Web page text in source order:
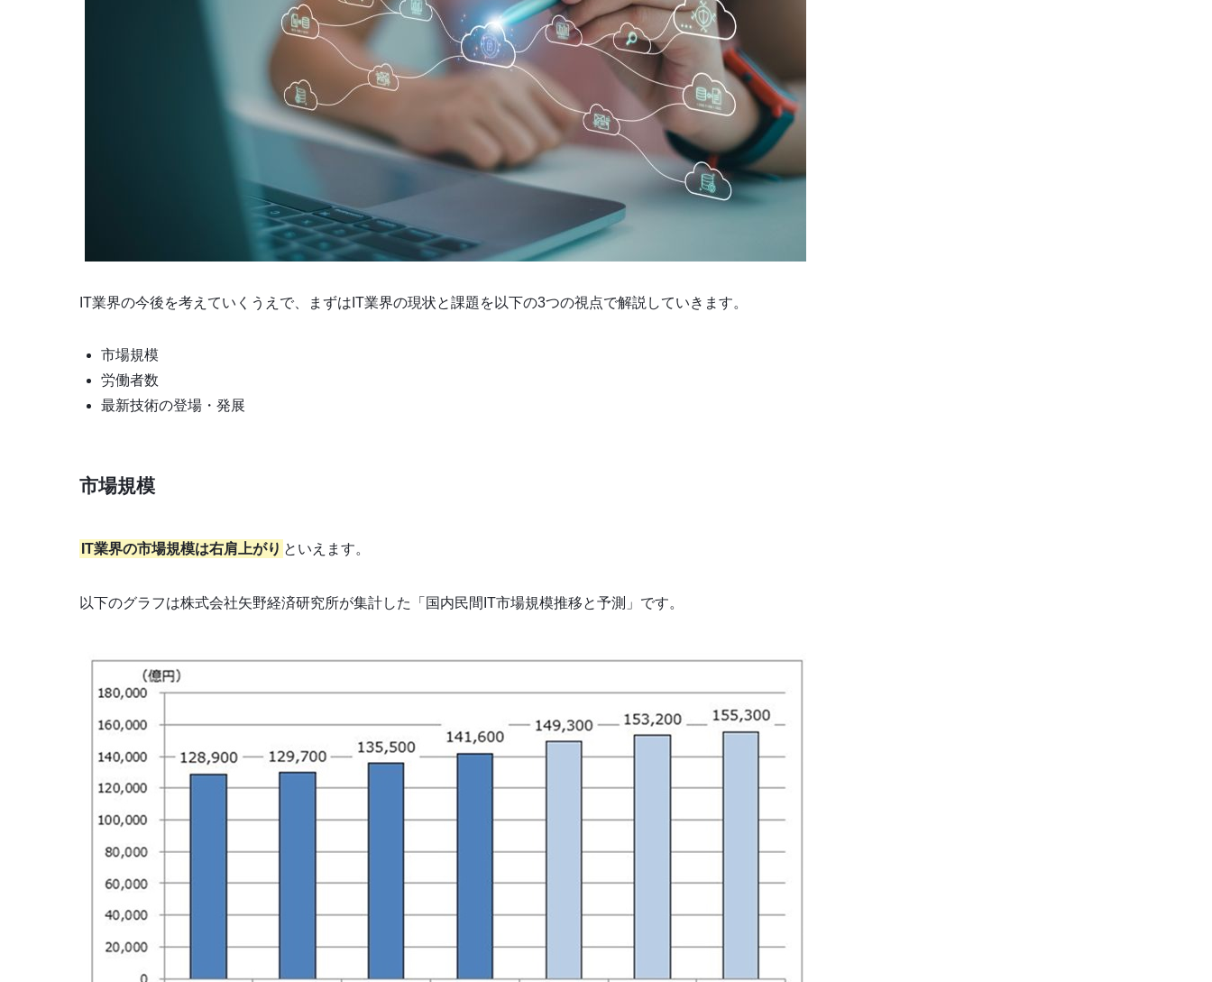
IT業界の今後を考えていくうえで、まずはIT業界の現状と課題を以下の3つの視点で解説していきます。
市場規模
労働者数
最新技術の登場・発展
市場規模
IT業界の市場規模は右肩上がり といえます。
以下のグラフは株式会社矢野経済研究所が集計した「国内民間IT市場規模推移と予測」です。